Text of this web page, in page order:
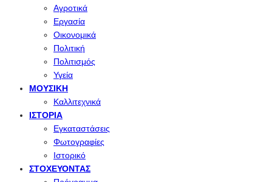
Αγροτικά
Εργασία
Οικονομικά
Πολιτική
Πολιτισμός
Υγεία
ΜΟΥΣΙΚΉ
Καλλιτεχνικά
ΙΣΤΟΡΊΑ
Εγκαταστάσεις
Φωτογραφίες
Ιστορικό
ΣΤΟΧΕΎΟΝΤΑΣ